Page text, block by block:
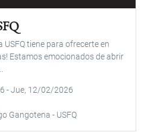
USFQ tiene para ofrecerte en
Estamos emocionados de abrir
-Jue, 12/02/2026
Gangotena - USFQ